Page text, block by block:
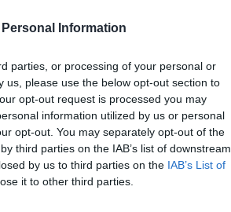
Information
parties, or processing of your personal or
please use the below opt-out section to
opt-out request is processed you may
information utilized by us or personal
opt-out. You may separately opt-out of the
third parties on the IAB’s list of downstream
by us to third parties on the IAB’s List of
it to other third parties.